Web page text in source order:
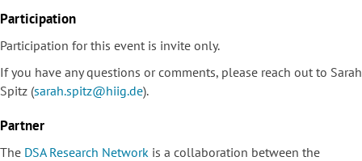
Participation
Participation for this event is invite only.
If you have any questions or comments, please reach out to Sarah
Spitz (sarah.spitz@hiig.de).
Partner
The DSA Research Network is a collaboration between the